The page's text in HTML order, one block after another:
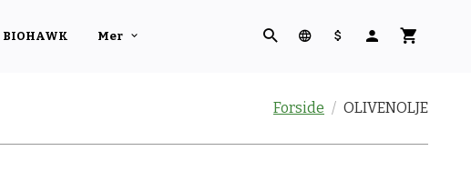
BIOHAWK Mer
Forside OLIVENOLJE